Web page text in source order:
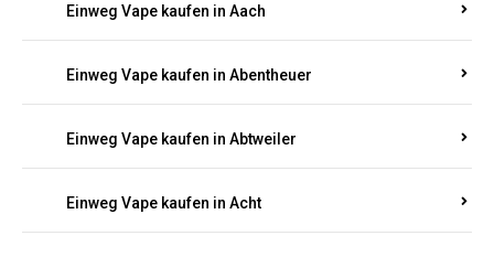
Einweg Vape kaufen in Aach
Einweg Vape kaufen in Abentheuer
Einweg Vape kaufen in Abtweiler
Einweg Vape kaufen in Acht